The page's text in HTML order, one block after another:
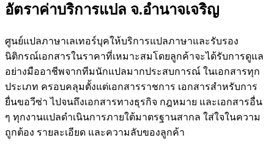
อัตราค่าบริการแปล จ.อำนาจเจริญ
ศูนย์แปลภาษาเลเทอร์บุคให้บริการแปลภาษาและรับรอง
นิติกรณ์เอกสารในราคาที่เหมาะสมโดยลูกค้าจะได้รับการดูแล
อย่างมืออาชีพจากทีมนักแปลมากประสบการณ์ ในเอกสารทุก
ประเภท ครอบคลุมตั้งแต่เอกสารราชการ เอกสารสำหรับการ
ยื่นขอวีซ่า ไปจนถึงเอกสารทางธุรกิจ กฎหมาย และเอกสารอื่น
ๆ ทุกงานแปลดำเนินการภายใต้มาตรฐานสากล ใส่ใจในความ
ถูกต้อง รายละเอียด และความลับของลูกค้า